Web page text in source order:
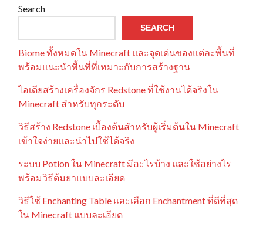
Search
SEARCH
Biome ทั้งหมดใน Minecraft และจุดเด่นของแต่ละพื้นที่
พร้อมแนะนำพื้นที่ที่เหมาะกับการสร้างฐาน
ไอเดียสร้างเครื่องจักร Redstone ที่ใช้งานได้จริงใน
Minecraft สำหรับทุกระดับ
วิธีสร้าง Redstone เบื้องต้นสำหรับผู้เริ่มต้นใน Minecraft
เข้าใจง่ายและนำไปใช้ได้จริง
ระบบ Potion ใน Minecraft มีอะไรบ้าง และใช้อย่างไร
พร้อมวิธีต้มยาแบบละเอียด
วิธีใช้ Enchanting Table และเลือก Enchantment ที่ดีที่สุด
ใน Minecraft แบบละเอียด